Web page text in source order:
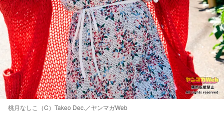
桃月なしこ（C）Takeo Dec.／ヤンマガWeb